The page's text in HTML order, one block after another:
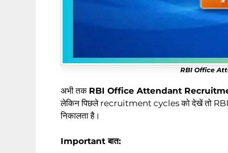
RBI Office
अभी तक RBI Office Attendant
लेकिन पिछले recruitment cycles को देखें तो
निकालता है।
Important बात: